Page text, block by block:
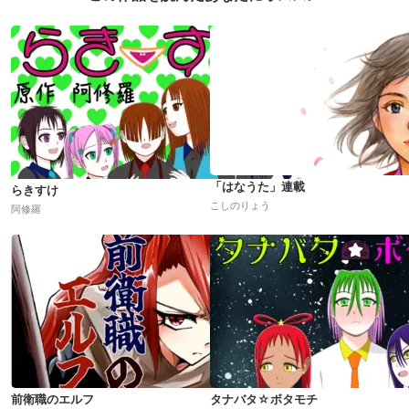
らきすけ
阿修羅
「はなうた」連載
こしのりょう
前衛職のエルフ タナバタ☆ボタモチ